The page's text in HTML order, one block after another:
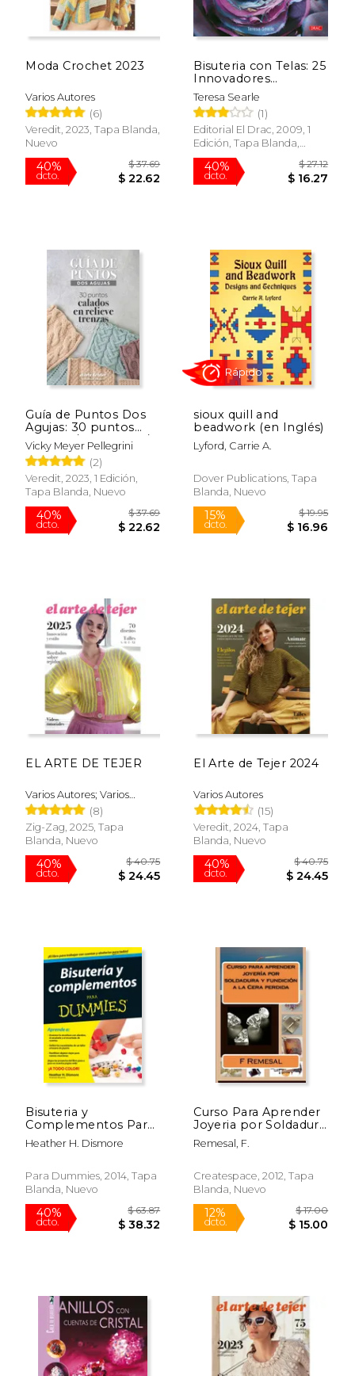
Moda Crochet 2023
Varios Autores
(6)
Veredit, 2023, Tapa Blanda,
Nuevo
40%
dcto. $ 22.62
Bisuteria con Telas: 25
Innovadores
Proyectos Paso a
Paso con fie Ltro,
Seda, Cintas, Botones,
Cuentas
Teresa Searle
(1)
Editorial El Drac, 2009, 1
Edición, Tapa Blanda,
Nuevo
40%
dcto.
Guía de Puntos Dos
Agujas: 30 puntos
calados / en relieve /
trenzas
Vicky Meyer Pellegrini
(2)
Veredit, 2023, 1 Edición,
Tapa Blanda, Nuevo
40% $ 37.69
sioux quill and
beadwork (en Inglés)
Lyford, Carrie A.
Dover Publications, Tapa
Blanda, Nuevo
15%
EL ARTE DE TEJER
Varios Autores; Varios
Autores
(8)
Zig-Zag, 2025, Tapa
Blanda, Nuevo
40%
dcto.
$ 40.75
El Arte de Tejer 2024
Varios Autores
(15)
Veredit, 2024, Tapa
Blanda, Nuevo
40%
dcto.
Bisuteria y
Complementos Para
Dummies
Heather H. Dismore
Para Dummies, 2014, Tapa
Blanda, Nuevo
Curso Para Aprender
Joyeria por Soldadura
y Fundicion a la Cera
Perdida
Remesal, F.
Createspace, 2012, Tapa
Blanda, Nuevo